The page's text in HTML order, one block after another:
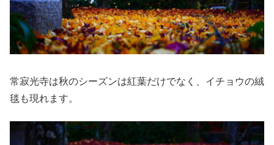
常寂光寺は秋のシーズンは紅葉だけでなく、イチョウの絨
毯も現れます。